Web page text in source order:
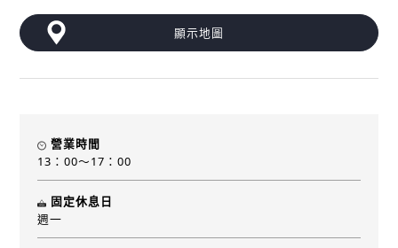
顯示地圖
營業時間
13：00～17：00
固定休息日
週一